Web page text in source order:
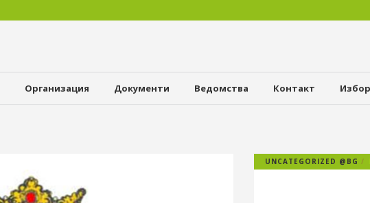
Организация Документи Ведомства Контакт
UNCATEGORIZED @BG